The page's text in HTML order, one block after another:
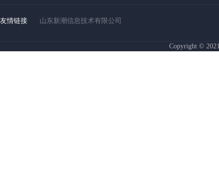
友情链接 山东新潮信息技术有限公司
Copyright ©